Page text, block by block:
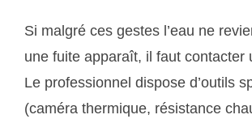
Si malgré ces gestes l’eau ne
une fuite apparaît, il faut contacter
Le professionnel dispose d’outils
(caméra thermique, résistance